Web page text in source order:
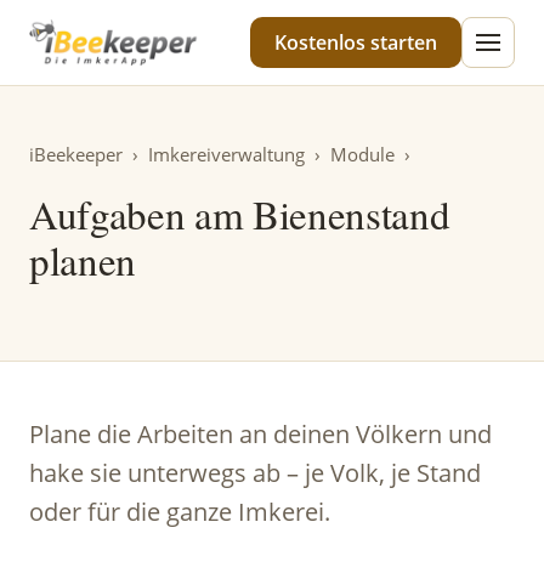
iBeekeeper
Kostenlos starten
iBeekeeper › Imkereiverwaltung › Module ›
Aufgaben am Bienenstand
planen
Plane die Arbeiten an deinen Völkern und
hake sie unterwegs ab – je Volk, je Stand
oder für die ganze Imkerei.